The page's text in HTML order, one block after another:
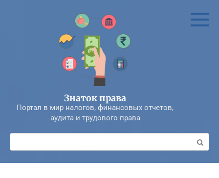
Знаток права
Портал в мир налогов, финансовых отчетов,
аудита и трудового права
Поиск: